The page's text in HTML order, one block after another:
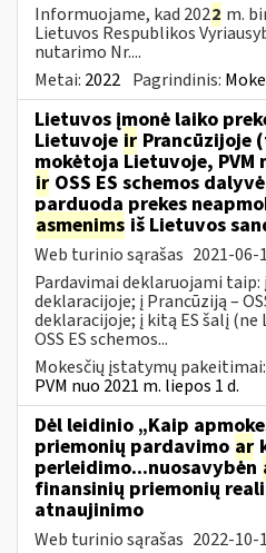
Informuojame, kad 2022 m.
Lietuvos Respublikos
nutarimo Nr....
Metai: 2022 Pagrindinis:
Lietuvos įmonė laiko
Lietuvoje ir Prancūzijoje
mokėtoja Lietuvoje, PVM
ir OSS ES schemos
parduoda prekes
asmenims iš Lietuvos
Web turinio sąrašas 2021-06-
Pardavimai deklaruojami taip:
deklaracijoje; į Prancūziją –
deklaracijoje; į kitą ES šalį (ne
OSS ES schemos...
Mokesčių įstatymų pakeitimai:
PVM nuo 2021 m. liepos 1 d.
Dėl leidinio „Kaip
priemonių pardavimo ar
perleidimo...nuosavybėn
finansinių priemonių
atnaujinimo
Web turinio sąrašas 2022-10-